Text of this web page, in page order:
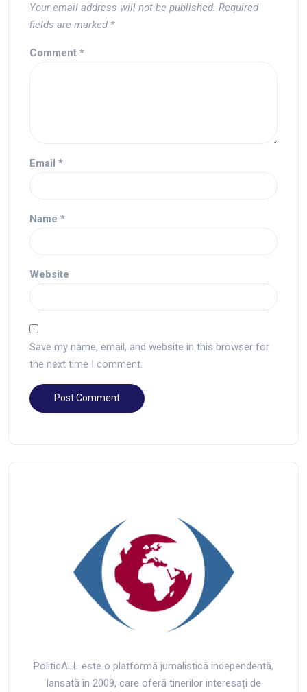
Your email address will not be published. Required
fields are marked *
Comment *
Email *
Name *
Website
Save my name, email, and website in this browser for
the next time I comment.
PoliticALL este o platformă jurnalistică independentă,
lansată în 2009, care oferă tinerilor interesați de